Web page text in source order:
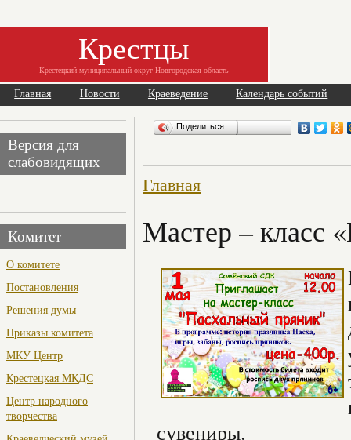
Крестцы
Крестецкий муниципальный округ Новгородская область
Главная Новости Краеведение Календарь событий
Версия для
слабовидящих
Комитет
О комитете
Постановления
Решения думы
Приказы комитета
МКУ Центр
Крестецкая МКДС
Центр народного
творчества
Поделиться…
Главная
Мастер – класс
сувениры.